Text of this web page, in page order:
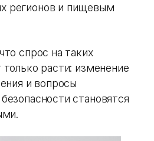
регионов и пищевым
спрос на таких
расти: изменение
и вопросы
становятся